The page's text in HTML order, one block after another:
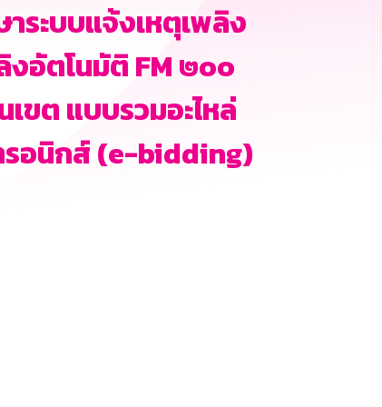
าระบบแจ้งเหตุเพลิง
งอัตโนมัติ FM ๒๐๐
ขต แบบรวมอะไหล่
รอนิกส์ (e-bidding)